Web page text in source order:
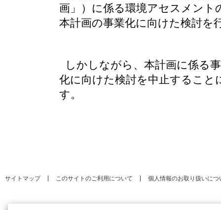
画」）に係る環境アセスメン
本計画の事業化に向けた検討を
しかしながら、本計画に係る
化に向けた検討を中止するこ
す。
サイトマップ このサイトのご利用について 個人情報のお取り扱いにつ